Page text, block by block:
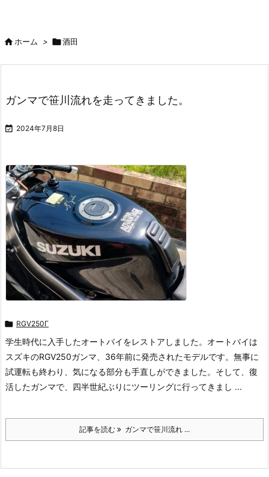
ホーム > 酒田
ガンマで笹川流れを走ってきました。
 2024年7月8日
 RGV250Γ
学生時代に入手したオートバイをレストアしました。オートバイは
スズキのRGV250ガンマ、36年前に発売されたモデルです。無事に
試運転も終わり、気になる部分も手直しができました。そして、復
活したガンマで、四半世紀ぶりにツーリングに行ってきまし ...
記事を読む ガンマで笹川流れ ...